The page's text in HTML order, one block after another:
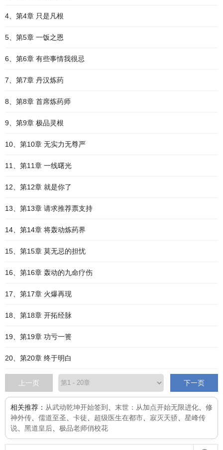
4、第4章 只是凡根
5、第5章 一饭之恩
6、第6章 有些事情我很忌
7、第7章 丹汉炼药
8、第8章 首席炼药师
9、第9章 极品灵根
10、第10章 无实力无尊严
11、第11章 一线曙光
12、第12章 就是你了
13、第13章 请求推荐票支持
14、第14章 将轰动炼药界
15、第15章 莫无忌的担忧
16、第16章 轰动的九命疗伤
17、第17章 火爆再现
18、第18章 开拓经脉
19、第19章 功亏一篑
20、第20章 终于明白
上一页 下一页
相关推荐： 从武动乾坤开始签到 末世：从加点开始无限进化
修
神外传
儒道至圣 卡徒 超级医生在都市 寂灭天骄
星峰传
说
黑道皇后 极品老师俏校花